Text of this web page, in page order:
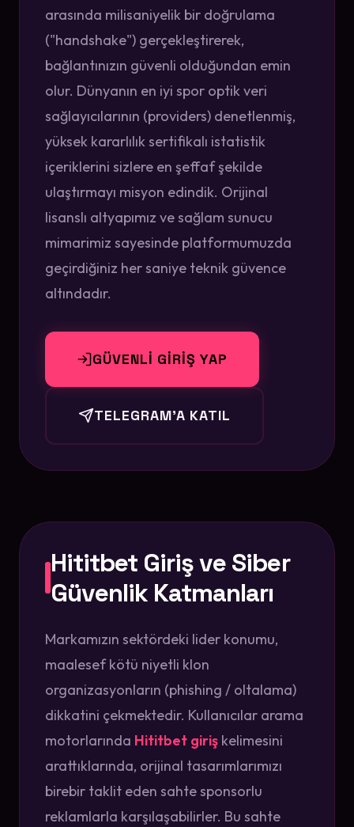
arasında milisaniyelik bir doğrulama
("handshake") gerçekleştirerek,
bağlantınızın güvenli olduğundan emin
olur. Dünyanın en iyi spor optik veri
sağlayıcılarının (providers) denetlenmiş,
yüksek kararlılık sertifikalı istatistik
içeriklerini sizlere en şeffaf şekilde
ulaştırmayı misyon edindik. Orijinal
lisanslı altyapımız ve sağlam sunucu
mimarimiz sayesinde platformumuzda
geçirdiğiniz her saniye teknik güvence
altındadır.
GÜVENLİ GİRİŞ YAP
TELEGRAM'A KATIL
Hititbet Giriş ve Siber
Güvenlik Katmanları
Markamızın sektördeki lider konumu,
maalesef kötü niyetli klon
organizasyonların (phishing / oltalama)
dikkatini çekmektedir. Kullanıcılar arama
motorlarında Hititbet giriş kelimesini
arattıklarında, orijinal tasarımlarımızı
birebir taklit eden sahte sponsorlu
reklamlarla karşılaşabilirler. Bu sahte